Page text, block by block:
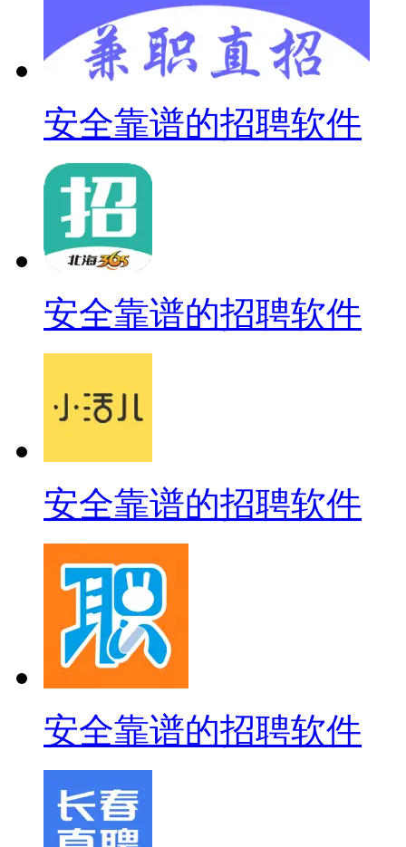
安全靠谱的招聘软件
安全靠谱的招聘软件
安全靠谱的招聘软件
安全靠谱的招聘软件